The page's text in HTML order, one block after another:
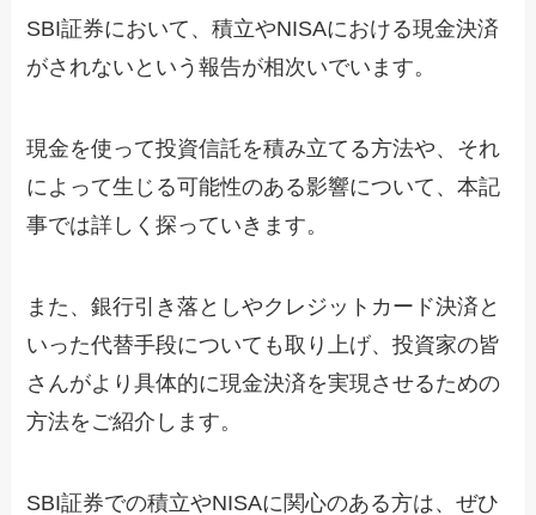
SBI証券において、積立やNISAにおける現金決済
がされないという報告が相次いでいます。
現金を使って投資信託を積み立てる方法や、それ
によって生じる可能性のある影響について、本記
事では詳しく探っていきます。
また、銀行引き落としやクレジットカード決済と
いった代替手段についても取り上げ、投資家の皆
さんがより具体的に現金決済を実現させるための
方法をご紹介します。
SBI証券での積立やNISAに関心のある方は、ぜひ